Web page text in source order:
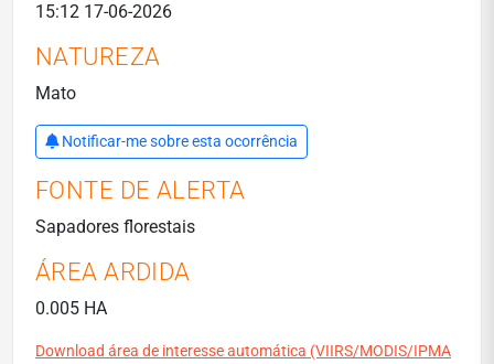
15:12 17-06-2026
NATUREZA
Mato
Notificar-me sobre esta ocorrência
FONTE DE ALERTA
Sapadores florestais
ÁREA ARDIDA
0.005 HA
Download área de interesse automática (VIIRS/MODIS/IPMA